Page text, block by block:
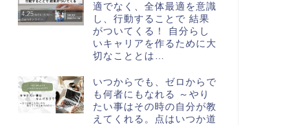
適でなく、全体最適を意識
し、行動することで 結果
がついてくる！ 自分らし
いキャリアを作るために大
切なこととは…
いつからでも、ゼロからで
も何者にもなれる ～やり
たい事はその時の自分が教
えてくれる。点はいつか道